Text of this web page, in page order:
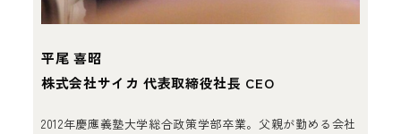
平尾 喜昭
株式会社サイカ 代表取締役社長 CEO
2012年慶應義塾大学総合政策学部卒業。父親が勤める会社